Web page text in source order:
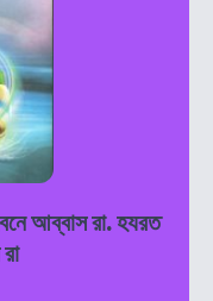
আব্বাস রা. হযরত